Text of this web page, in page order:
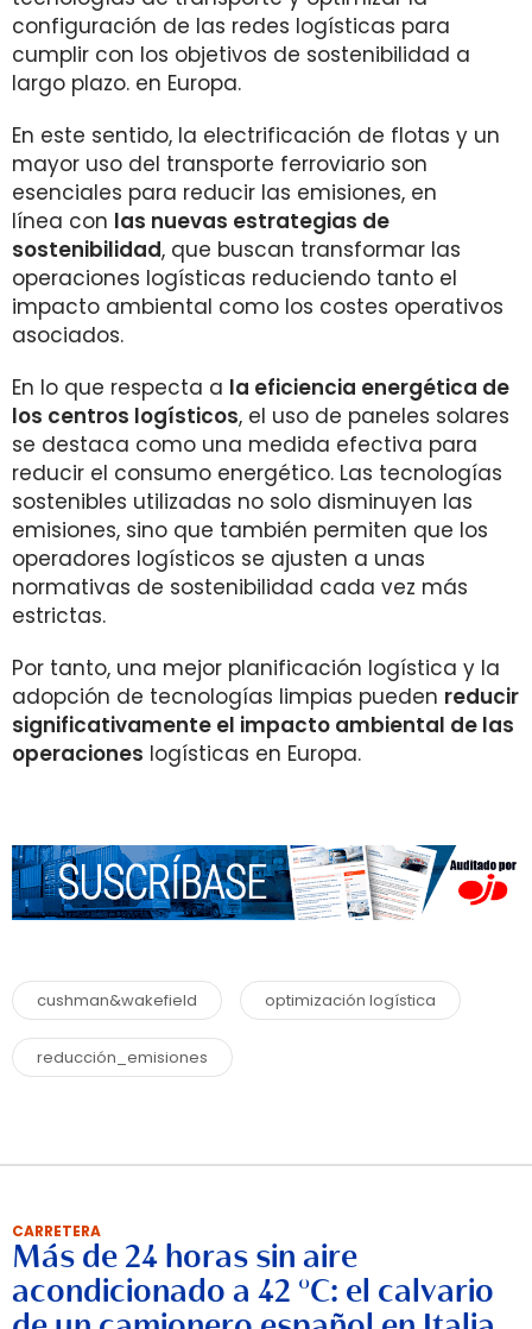
configuración de las redes logísticas para
cumplir con los objetivos de sostenibilidad a
largo plazo. en Europa.
En este sentido, la electrificación de flotas y un
mayor uso del transporte ferroviario son
esenciales para reducir las emisiones, en
línea con las nuevas estrategias de
sostenibilidad, que buscan transformar las
operaciones logísticas reduciendo tanto el
impacto ambiental como los costes operativos
asociados.
En lo que respecta a la eficiencia energética de
los centros logísticos, el uso de paneles solares
se destaca como una medida efectiva para
reducir el consumo energético. Las tecnologías
sostenibles utilizadas no solo disminuyen las
emisiones, sino que también permiten que los
operadores logísticos se ajusten a unas
normativas de sostenibilidad cada vez más
estrictas.
Por tanto, una mejor planificación logística y la
adopción de tecnologías limpias pueden reducir
significativamente el impacto ambiental de las
operaciones logísticas en Europa.
cushman&wakefield optimización logística
reducción_emisiones
CARRETERA
Más de 24 horas sin aire
acondicionado a 42 °C: el calvario